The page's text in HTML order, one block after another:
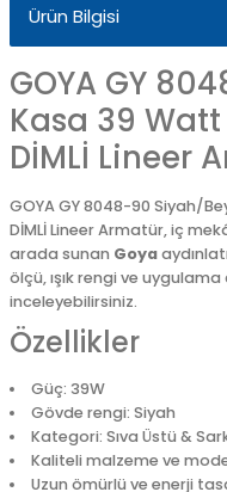
Ürün Bilgisi
GOYA GY
Kasa 39
DİMLİ Lineer
GOYA GY 8048-90 Siyah/
DİMLİ Lineer Armatür, iç
arada sunan Goya
ölçü, ışık rengi ve
inceleyebilirsiniz.
Özellikler
Güç: 39W
Gövde rengi: Siyah
Kategori: Sıva Üstü &
Kaliteli malzeme ve
Uzun ömürlü ve enerji